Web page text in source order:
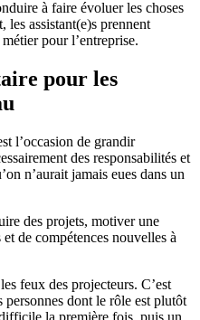
à faire évoluer les choses
les assistant(e)s prennent
pour l’entreprise.
pour les
l’occasion de grandir
des responsabilités et
n’aurait jamais eues dans un
des projets, motiver une
de compétences nouvelles à
feux des projecteurs. C’est
dont le rôle est plutôt
la première fois, puis un